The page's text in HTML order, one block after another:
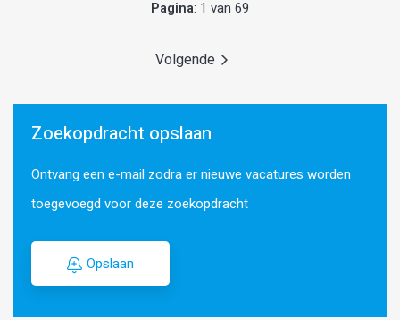
Zoekopdracht opslaan
Ontvang een e-mail zodra er nieuwe vacatures worden
toegevoegd voor deze zoekopdracht
Opslaan
Pagina: 1 van 69
Volgende